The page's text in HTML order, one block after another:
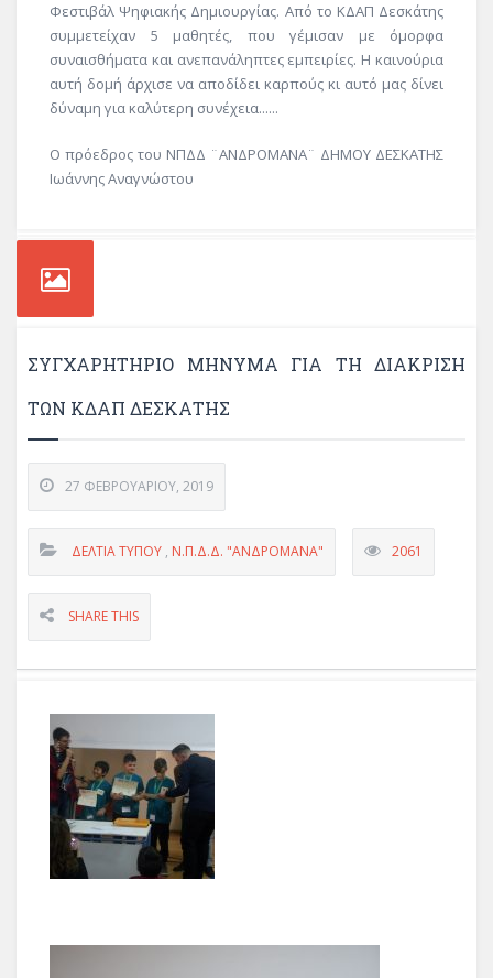
Φεστιβάλ Ψηφιακής Δημιουργίας. Από το ΚΔΑΠ Δεσκάτης
συμμετείχαν 5 μαθητές, που γέμισαν με όμορφα
συναισθήματα και ανεπανάληπτες εμπειρίες. Η καινούρια
αυτή δομή άρχισε να αποδίδει καρπούς κι αυτό μας δίνει
δύναμη για καλύτερη συνέχεια......
Ο πρόεδρος του ΝΠΔΔ ¨ΑΝΔΡΟΜΑΝΑ¨ ΔΗΜΟΥ ΔΕΣΚΑΤΗΣ
Ιωάννης Αναγνώστου
ΣΥΓΧΑΡΗΤΗΡΙΟ ΜΗΝΥΜΑ ΓΙΑ ΤΗ ΔΙΑΚΡΙΣΗ
ΤΩΝ ΚΔΑΠ ΔΕΣΚΑΤΗΣ
27 ΦΕΒΡΟΥΑΡΊΟΥ, 2019
ΔΕΛΤΊΑ ΤΎΠΟΥ , Ν.Π.Δ.Δ. "ΑΝΔΡΟΜΑΝΑ" 2061
SHARE THIS